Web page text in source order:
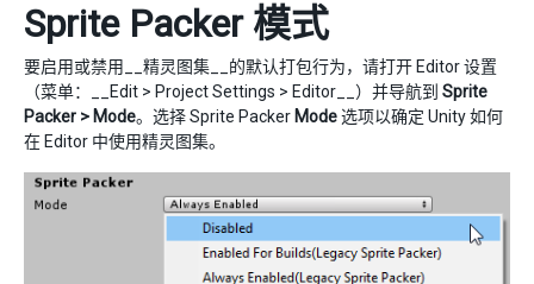
Sprite Packer 模式
要启用或禁用__精灵图集__的默认打包行为，请打开 Editor 设置
（菜单：__Edit > Project Settings > Editor__）并导航到 Sprite
Packer > Mode。选择 Sprite Packer Mode选项以确定 Unity 如何
在 Editor 中使用精灵图集。